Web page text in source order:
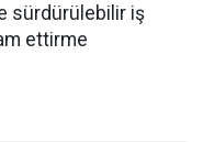
sürdürülebilir iş
ettirme